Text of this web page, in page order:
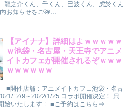
龍之介くん、千くん、巳波くん、虎於くん
お知らせをご確...
【アイナナ】詳細はよｗｗｗｗｗ
ｗ池袋・名古屋・天王寺でアニメ
イトカフェが開催されるぞｗｗｗ
ｗｗｗｗｗｗ
■開催店舗：アニメイトカフェ池袋・名古
12/9～2022/1/25 コラボ開催決定！ 只
始いたします！ ■ご予約はこちら⇒